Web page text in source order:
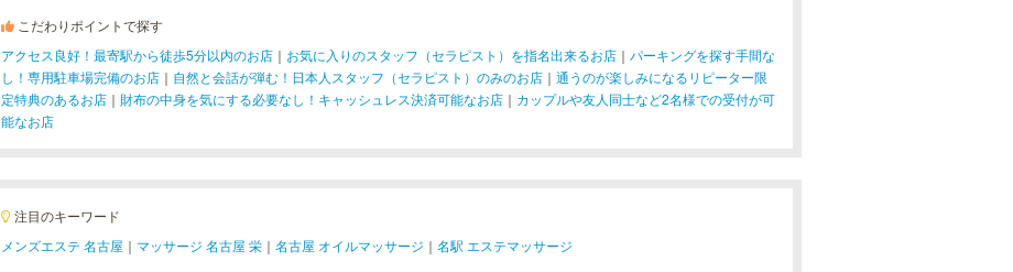
こだわりポイントで探す
アクセス良好！最寄駅から徒歩5分以内のお店 ｜ お気に入りのスタッフ（セラピスト）を指名出来るお店 ｜ パーキングを探す手間な
し！専用駐車場完備のお店 ｜ 自然と会話が弾む！日本人スタッフ（セラピスト）のみのお店 ｜ 通うのが楽しみになるリピーター限
定特典のあるお店 ｜ 財布の中身を気にする必要なし！キャッシュレス決済可能なお店 ｜ カップルや友人同士など2名様での受付が可
能なお店
注目のキーワード
メンズエステ 名古屋 ｜ マッサージ 名古屋 栄 ｜ 名古屋 オイルマッサージ ｜ 名駅 エステマッサージ